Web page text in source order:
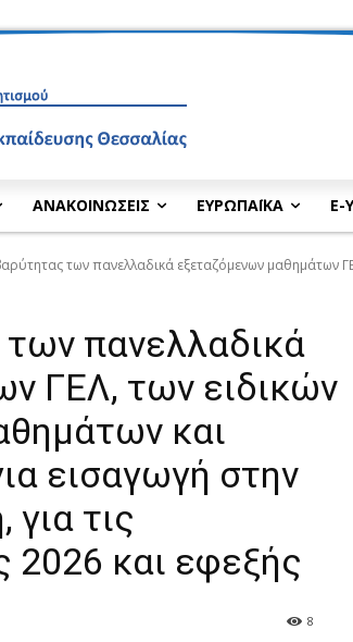
ΑΝΑΚΟΙΝΩΣΕΙΣ ΕΥΡΩΠΑΪΚΑ E-
των πανελλαδικά εξεταζόμενων μαθημάτων
πανελλαδικά
ΓΕΛ, των ειδικών
και
εισαγωγή στην
τις
2026 και εφεξής
8